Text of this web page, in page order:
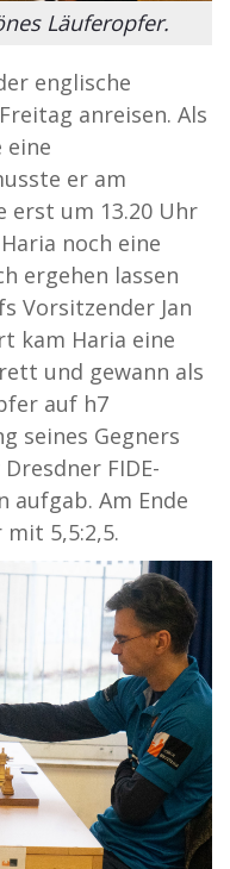
Läuferopfer.
englische
anreisen. Als
er am
erst um 13.20 Uhr
noch eine
ergehen lassen
Vorsitzender Jan
kam Haria eine
und gewann als
auf h7
seines Gegners
FIDE-
aufgab. Am Ende
5,5:2,5.